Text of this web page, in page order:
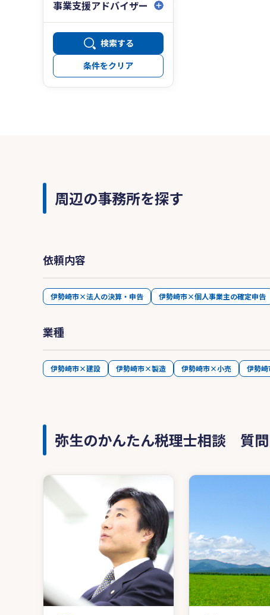
事業支援アドバイザー
検索する
条件をクリア
周辺の事務所を探す
依頼内容
伊勢崎市×法人の決算・申告 伊勢崎市×個人事業主の確定申告
業種
伊勢崎市×建設 伊勢崎市×製造 伊勢崎市×小売 伊勢
弥生のかんたん税理士相談 質問